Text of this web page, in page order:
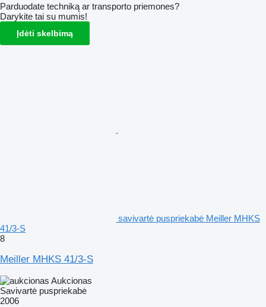
Parduodate techniką ar transporto priemones?
Darykite tai su mumis!
Įdėti skelbimą
savivartė puspriekabė Meiller MHKS
41/3-S
8
Meiller MHKS 41/3-S
Aukcionas
Savivartė puspriekabė
2006